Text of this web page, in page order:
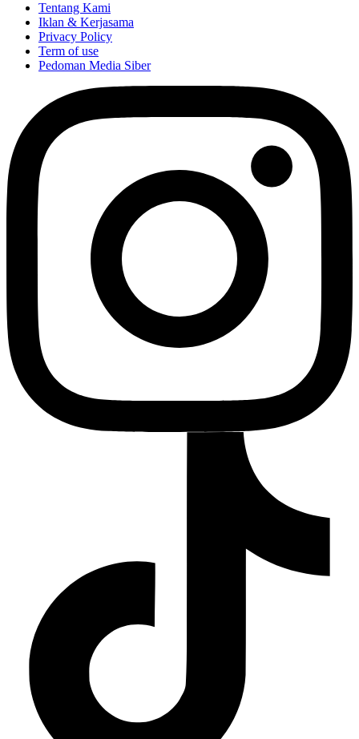
Tentang Kami
Iklan & Kerjasama
Privacy Policy
Term of use
Pedoman Media Siber